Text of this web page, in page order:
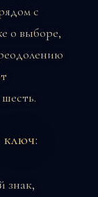
с
о выборе,
знак,